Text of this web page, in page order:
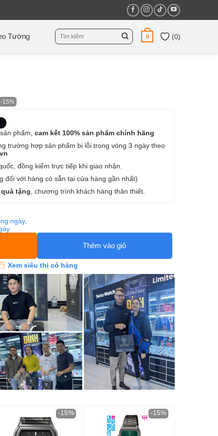
Tường
Tìm
kiếm:
0 (0)
-15%
phẩm, cam kết 100% sản phẩm chính hãng
trường hợp sản phẩm bị lỗi trong vòng 3 ngày theo
đồng kiểm trực tiếp khi giao nhận.
đối với hàng có sẵn tại cửa hàng gần nhất)
tặng , chương trình khách hàng thân thiết.
ngày,
Thêm vào giỏ
Xem siêu thị có hàng
-15% -15%